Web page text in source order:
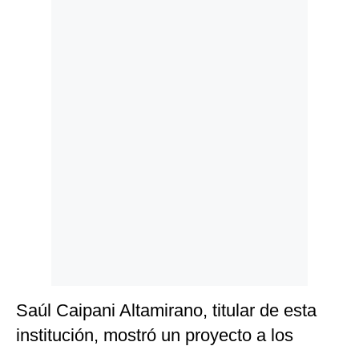
Saúl Caipani Altamirano, titular de esta
institución, mostró un proyecto a los